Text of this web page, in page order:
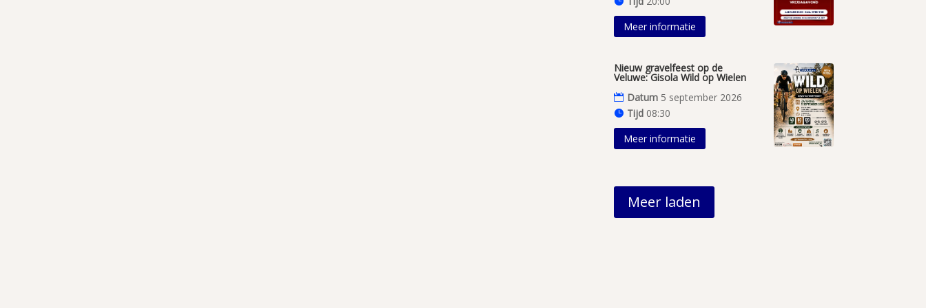
Meer informatie
Nieuw gravelfeest op de
Veluwe: Gisola Wild op Wielen
Datum 5 september 2026
Tijd 08:30
Meer informatie
Meer laden